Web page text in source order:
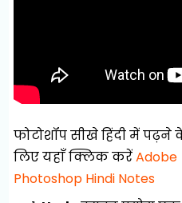
फोटोशॉप सीखे हिंदी में पढ़ने
लिए यहाँ क्लिक करेंAdobe
Photoshop Hindi Notes